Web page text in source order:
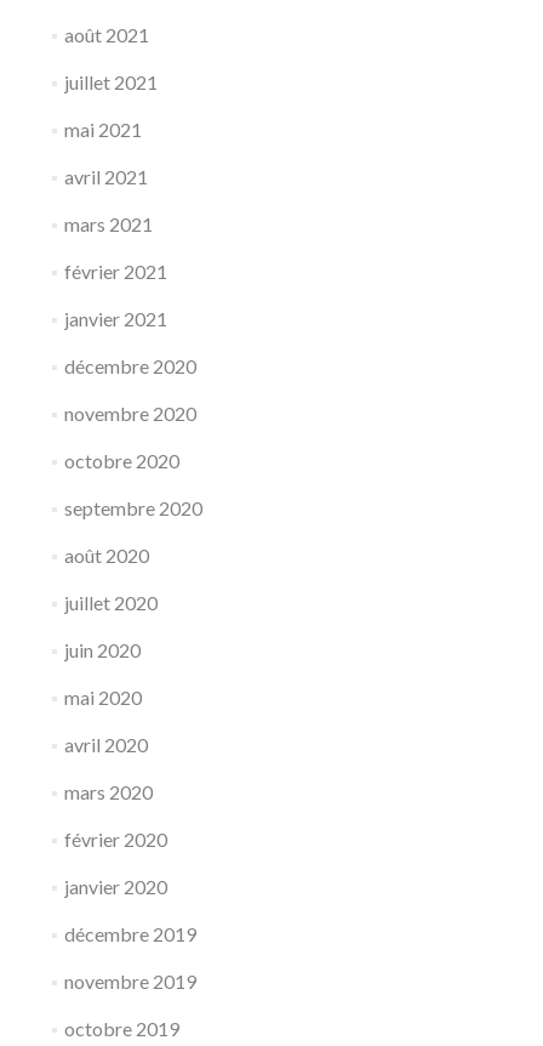
août 2021
juillet 2021
mai 2021
avril 2021
mars 2021
février 2021
janvier 2021
décembre 2020
novembre 2020
octobre 2020
septembre 2020
août 2020
juillet 2020
juin 2020
mai 2020
avril 2020
mars 2020
février 2020
janvier 2020
décembre 2019
novembre 2019
octobre 2019